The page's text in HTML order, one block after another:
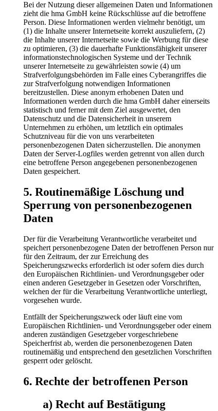
Bei der Nutzung dieser allgemeinen Daten und Informationen
zieht die hma GmbH keine Rückschlüsse auf die betroffene
Person. Diese Informationen werden vielmehr benötigt, um
(1) die Inhalte unserer Internetseite korrekt auszuliefern, (2)
die Inhalte unserer Internetseite sowie die Werbung für diese
zu optimieren, (3) die dauerhafte Funktionsfähigkeit unserer
informationstechnologischen Systeme und der Technik
unserer Internetseite zu gewährleisten sowie (4) um
Strafverfolgungsbehörden im Falle eines Cyberangriffes die
zur Strafverfolgung notwendigen Informationen
bereitzustellen. Diese anonym erhobenen Daten und
Informationen werden durch die hma GmbH daher einerseits
statistisch und ferner mit dem Ziel ausgewertet, den
Datenschutz und die Datensicherheit in unserem
Unternehmen zu erhöhen, um letztlich ein optimales
Schutzniveau für die von uns verarbeiteten
personenbezogenen Daten sicherzustellen. Die anonymen
Daten der Server-Logfiles werden getrennt von allen durch
eine betroffene Person angegebenen personenbezogenen
Daten gespeichert.
5. Routinemäßige Löschung und
Sperrung von personenbezogenen
Daten
Der für die Verarbeitung Verantwortliche verarbeitet und
speichert personenbezogene Daten der betroffenen Person nur
für den Zeitraum, der zur Erreichung des
Speicherungszwecks erforderlich ist oder sofern dies durch
den Europäischen Richtlinien- und Verordnungsgeber oder
einen anderen Gesetzgeber in Gesetzen oder Vorschriften,
welchen der für die Verarbeitung Verantwortliche unterliegt,
vorgesehen wurde.
Entfällt der Speicherungszweck oder läuft eine vom
Europäischen Richtlinien- und Verordnungsgeber oder einem
anderen zuständigen Gesetzgeber vorgeschriebene
Speicherfrist ab, werden die personenbezogenen Daten
routinemäßig und entsprechend den gesetzlichen Vorschriften
gesperrt oder gelöscht.
6. Rechte der betroffenen Person
a) Recht auf Bestätigung